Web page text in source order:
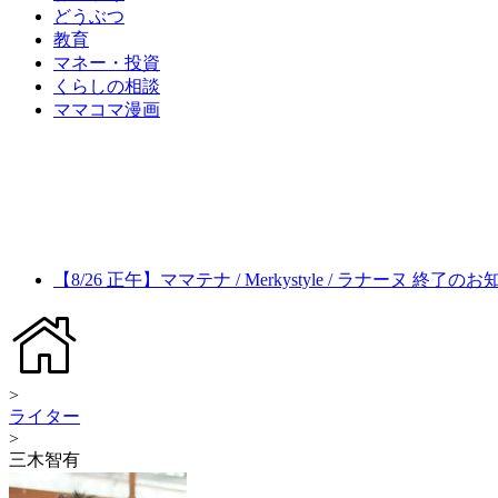
どうぶつ
教育
マネー・投資
くらしの相談
ママコマ漫画
【8/26 正午】ママテナ / Merkystyle / ラナーヌ 終了のお
>
ライター
>
三木智有